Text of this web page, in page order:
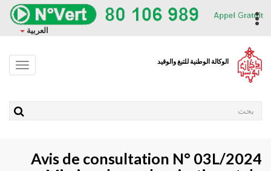
العربية
الوكالة الوطنية للتبغ والوقيد
Toggle
Avis de consultation N° 03L/2024